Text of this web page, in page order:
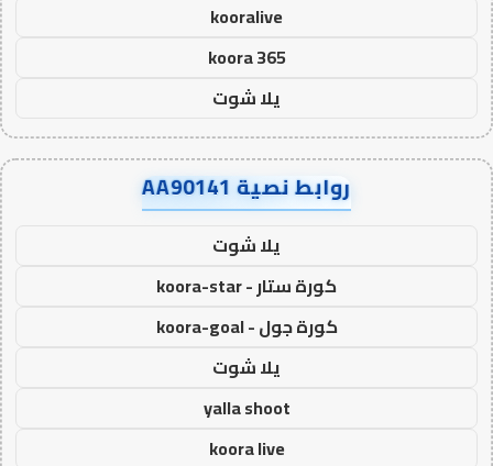
kooralive
koora 365
يلا شوت
روابط نصية AA90141
يلا شوت
كورة ستار - koora-star
كورة جول - koora-goal
يلا شوت
yalla shoot
koora live